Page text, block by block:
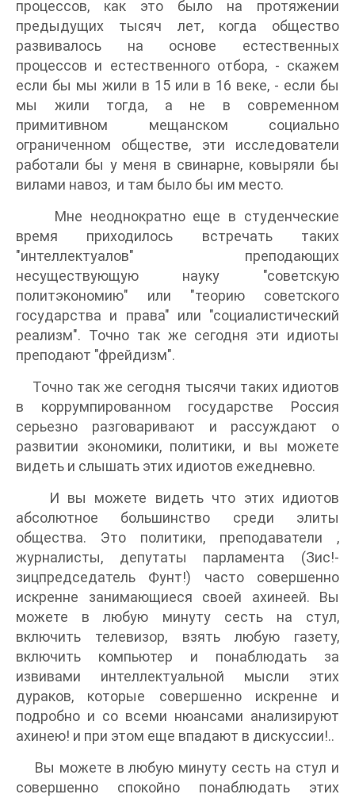
процессов, как это было на протяжении
предыдущих тысяч лет, когда общество
развивалось на основе естественных
процессов и естественного отбора, - скажем
если бы мы жили в 15 или в 16 веке, - если бы
мы жили тогда, а не в современном
примитивном мещанском социально
ограниченном обществе, эти исследователи
работали бы у меня в свинарне, ковыряли бы
вилами навоз, и там было бы им место.
Мне неоднократно еще в студенческие
время приходилось встречать таких
"интеллектуалов" преподающих
несуществующую науку "советскую
политэкономию" или "теорию советского
государства и права" или "социалистический
реализм". Точно так же сегодня эти идиоты
преподают "фрейдизм".
Точно так же сегодня тысячи таких идиотов
в коррумпированном государстве Россия
серьезно разговаривают и рассуждают о
развитии экономики, политики, и вы можете
видеть и слышать этих идиотов ежедневно.
И вы можете видеть что этих идиотов
абсолютное большинство среди элиты
общества. Это политики, преподаватели ,
журналисты, депутаты парламента (Зис!-
зицпредседатель Фунт!) часто совершенно
искренне занимающиеся своей ахинеей. Вы
можете в любую минуту сесть на стул,
включить телевизор, взять любую газету,
включить компьютер и понаблюдать за
извивами интеллектуальной мысли этих
дураков, которые совершенно искренне и
подробно и со всеми нюансами анализируют
ахинею! и при этом еще впадают в дискуссии!..
Вы можете в любую минуту сесть на стул и
совершенно спокойно понаблюдать этих